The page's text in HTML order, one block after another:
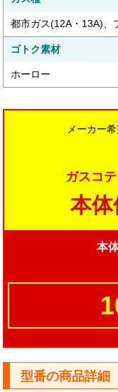
都市ガス(12A・13A)、
ゴトク素材
ホーロー
メーカー
ガスコ
本体
本
型番の商品詳細